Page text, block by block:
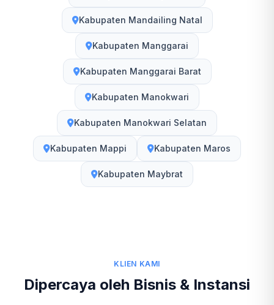
Kabupaten Mandailing Natal
Kabupaten Manggarai
Kabupaten Manggarai Barat
Kabupaten Manokwari
Kabupaten Manokwari Selatan
Kabupaten Mappi Kabupaten Maros
Kabupaten Maybrat
KLIEN KAMI
Dipercaya oleh Bisnis & Instansi